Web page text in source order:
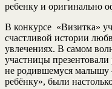
ребенку и оригинально
В конкурсе «Визитка»
счастливой истории
увлечениях. В самом
участницы
не родившемуся
ребёнку», были